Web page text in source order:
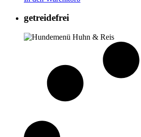
getreidefrei